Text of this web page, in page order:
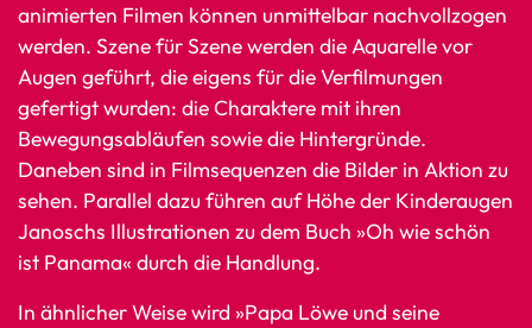
animierten Filmen können unmittelbar nachvollzogen
werden. Szene für Szene werden die Aquarelle vor
Augen geführt, die eigens für die Verfilmungen
gefertigt wurden: die Charaktere mit ihren
Bewegungsabläufen sowie die Hintergründe.
Daneben sind in Filmsequenzen die Bilder in Aktion zu
sehen. Parallel dazu führen auf Höhe der Kinderaugen
Janoschs Illustrationen zu dem Buch »Oh wie schön
ist Panama« durch die Handlung.
In ähnlicher Weise wird »Papa Löwe und seine